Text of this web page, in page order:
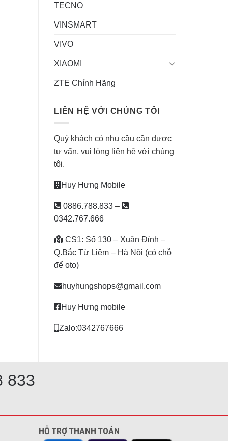
TECNO
VINSMART
VIVO
XIAOMI
ZTE Chính Hãng
LIÊN HỆ VỚI CHÚNG TÔI
Quý khách có nhu cầu cần được
tư vấn, vui lòng liên hệ với chúng
tôi.
Huy Hưng Mobile
0886.788.833 –
0342.767.666
CS1: Số 130 – Xuân Đỉnh –
Q.Bắc Từ Liêm – Hà Nội (có chỗ
để oto)
huyhungshops@gmail.com
Huy Hưng mobile
Zalo:0342767666
833
HỖ TRỢ THANH TOÁN